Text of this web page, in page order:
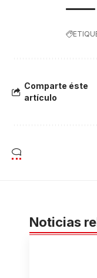
Comparte éste
artículo
Noticias